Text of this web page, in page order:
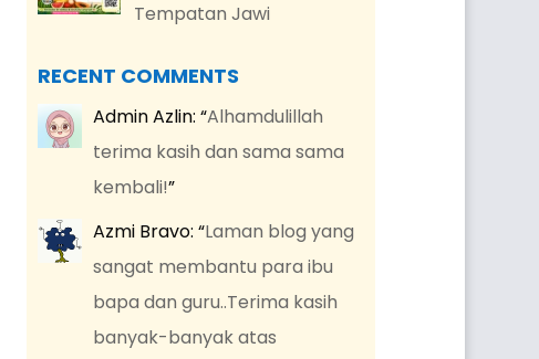
Tempatan Jawi
RECENT COMMENTS
Admin Azlin: “Alhamdulillah
terima kasih dan sama sama
kembali!”
Azmi Bravo: “Laman blog yang
sangat membantu para ibu
bapa dan guru..Terima kasih
banyak-banyak atas